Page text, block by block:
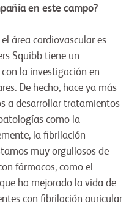
en este campo?
área cardiovascular es
Squibb tiene un
la investigación en
De hecho, hace ya más
a desarrollar tratamientos
como la
la fibrilación
muy orgullosos de
fármacos, como el
ha mejorado la vida de
con fibrilación auricular